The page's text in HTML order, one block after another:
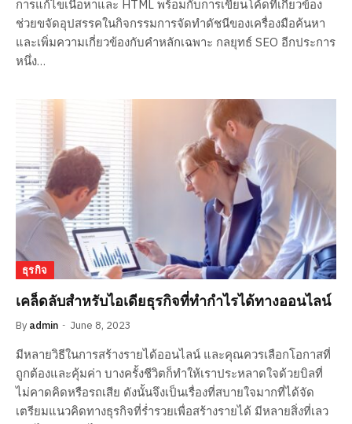
การแก้ไขเนื้อหาและ HTML พร้อมกับการเขียนโค้ดที่เกี่ยวข้อง
ช่วยขจัดอุปสรรคในกิจกรรมการจัดทำดัชนีของเครื่องมือค้นหา
และเพิ่มความเกี่ยวข้องกับคำหลักเฉพาะ กลยุทธ์ SEO อีกประการ
หนึ่ง…
ธุรกิจ
เคล็ดลับสำหรับไอเดียธุรกิจที่ทำกำไรได้ทางออนไลน์
By admin June 8, 2023
มีหลายวิธีในการสร้างรายได้ออนไลน์ และคุณควรเลือกโอกาสที่
ถูกต้องและคุ้มค่า บางครั้งชีวิตก็ทำให้เราประหลาดใจด้วยบิลที่
ไม่คาดคิดหรือรถเสีย ดังนั้นจึงเป็นเรื่องที่สบายใจมากที่ได้จัด
เตรียมแนวคิดทางธุรกิจที่ร่ำรวยเพื่อสร้างรายได้ มีหลายสิ่งที่เลว